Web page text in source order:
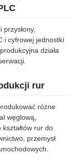
i cyfrowej jednostki
działa
rur
różne
węglową,
rur do
przemysł